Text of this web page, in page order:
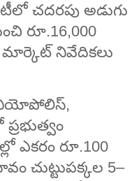
చదరపు అడుగు
రూ.16,000
మార్కెట్ నివేదికలు
ఎకరం రూ.100
చుట్టుపక్కల 5–